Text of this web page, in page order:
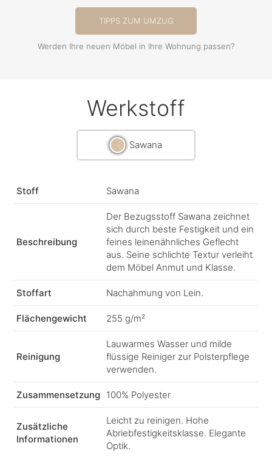
TIPPS ZUM UMZUG
Werden Ihre neuen Möbel in Ihre Wohnung passen?
Werkstoff
Sawana
Stoff Sawana
Beschreibung
Der Bezugsstoff Sawana zeichnet
sich durch beste Festigkeit und ein
feines leinenähnliches Geflecht
aus. Seine schlichte Textur verleiht
dem Möbel Anmut und Klasse.
Stoffart Nachahmung von Lein.
Flächengewicht 255 g/m²
Reinigung
Lauwarmes Wasser und milde
flüssige Reiniger zur Polsterpflege
verwenden.
Zusammensetzung 100% Polyester
Zusätzliche
Informationen
Leicht zu reinigen. Hohe
Abriebfestigkeitsklasse. Elegante
Optik.